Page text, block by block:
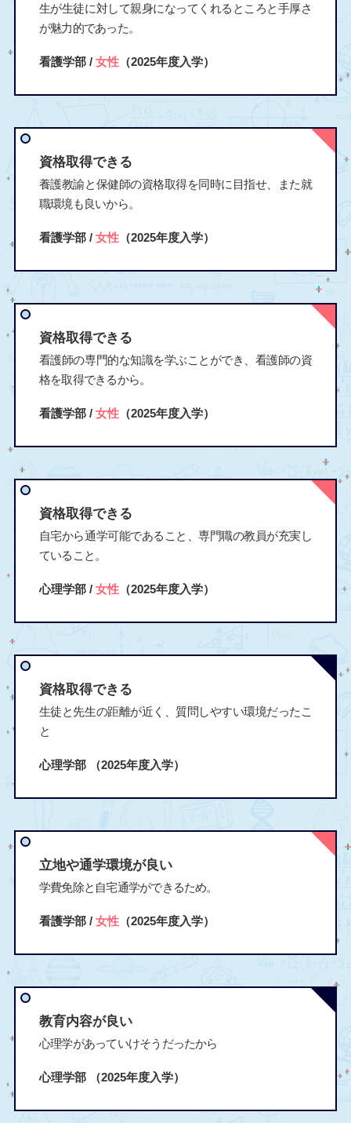
生が生徒に対して親身になってくれるところと手厚さ
が魅力的であった。
看護学部 / 女性（2025年度入学）
資格取得できる
養護教諭と保健師の資格取得を同時に目指せ、また就
職環境も良いから。
看護学部 / 女性（2025年度入学）
資格取得できる
看護師の専門的な知識を学ぶことができ、看護師の資
格を取得できるから。
看護学部 / 女性（2025年度入学）
資格取得できる
自宅から通学可能であること、専門職の教員が充実し
ていること。
心理学部 / 女性（2025年度入学）
資格取得できる
生徒と先生の距離が近く、質問しやすい環境だったこ
と
心理学部 （2025年度入学）
立地や通学環境が良い
学費免除と自宅通学ができるため。
看護学部 / 女性（2025年度入学）
教育内容が良い
心理学があっていけそうだったから
心理学部 （2025年度入学）